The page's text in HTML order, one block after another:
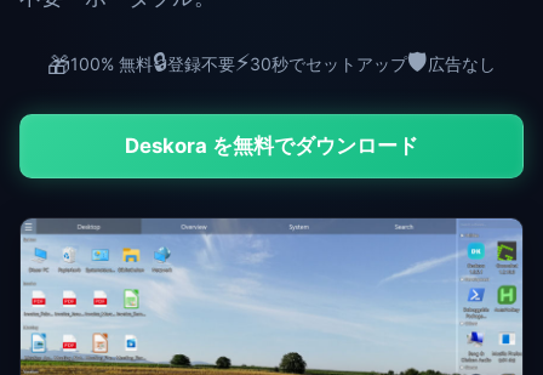
🎁100% 無料🔒登録不要⚡30秒でセットアップ🛡️広告なし
Deskora を無料でダウンロード